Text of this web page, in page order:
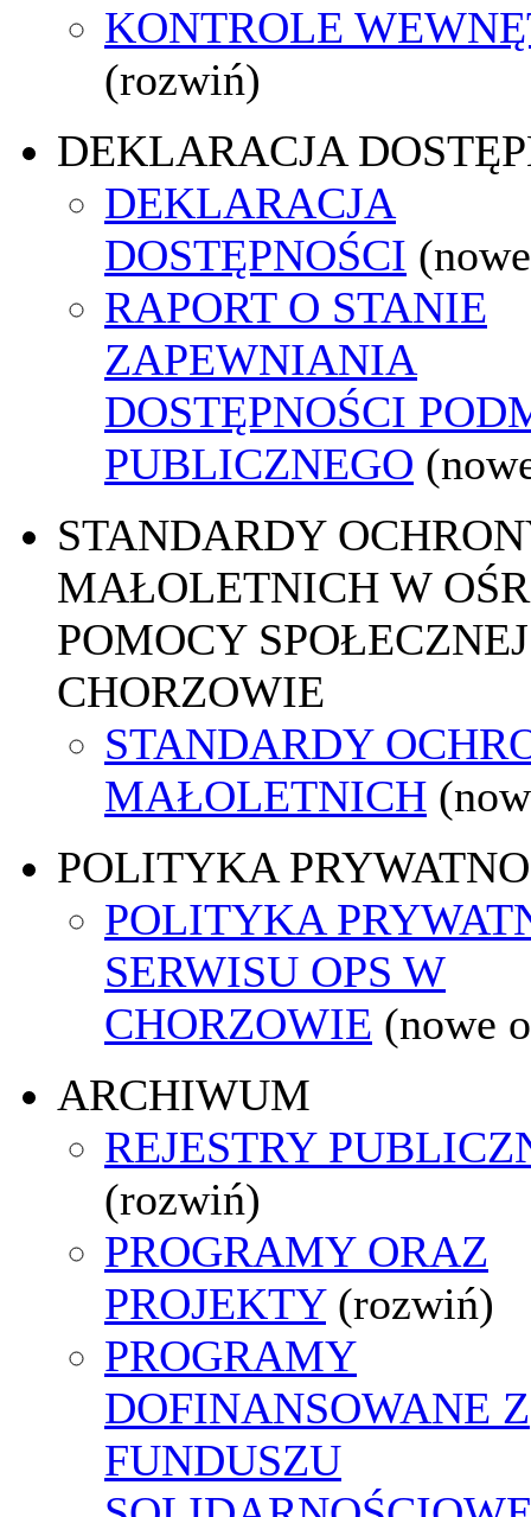
KONTROLE
(rozwiń)
DEKLARACJA
DEKLARACJA
DOSTĘPNOŚCI
RAPORT O STANIE
ZAPEWNIANIA
DOSTĘPNOŚCI
PUBLICZNEGO
STANDARDY
MAŁOLETNICH W
POMOCY
CHORZOWIE
STANDARDY
MAŁOLETNICH
POLITYKA
POLITYKA
SERWISU OPS W
CHORZOWIE (nowe
ARCHIWUM
REJESTRY
(rozwiń)
PROGRAMY ORAZ
PROJEKTY (rozwiń)
PROGRAMY
DOFINANSOWANE Z
FUNDUSZU